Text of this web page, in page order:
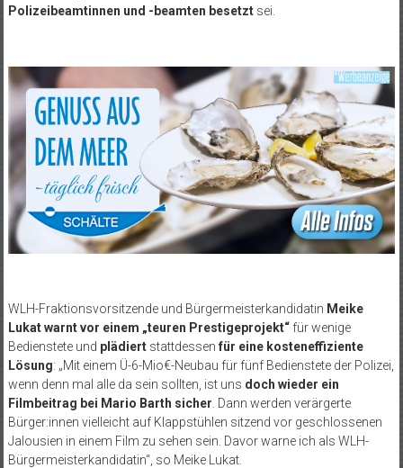
Polizeibeamtinnen und -beamten besetzt sei.
WLH-Fraktionsvorsitzende und Bürgermeisterkandidatin Meike
Lukat warnt vor einem „teuren Prestigeprojekt“für wenige
Bedienstete und plädiertstattdessen für eine kosteneffiziente
Lösung: „Mit einem Ü-6-Mio€-Neubau für fünf Bedienstete der Polizei,
wenn denn mal alle da sein sollten, ist uns doch wieder ein
Filmbeitrag bei Mario Barth sicher . Dann werden verärgerte
Bürger:innen vielleicht auf Klappstühlen sitzend vor geschlossenen
Jalousien in einem Film zu sehen sein. Davor warne ich als WLH-
Bürgermeisterkandidatin“, so Meike Lukat.